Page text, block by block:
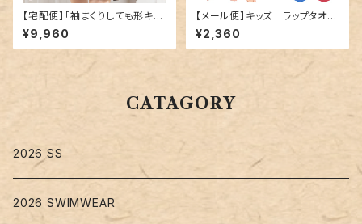
【宅配便】「袖まくりしても形キー
プ」コート ショート丈 レディース
きれいめ 長袖／tops2300
¥9,960
【メール便】キッズ ラップタオル
／towel018
¥2,360
CATAGORY
2026 SS
2026 SWIMWEAR